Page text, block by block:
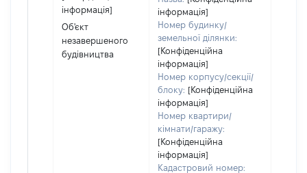
інформація]
Об'єкт
незавершеного
будівництва
інформація]
Номер будинку/
земельної ділянки:
[Конфіденційна
інформація]
Номер корпусу/секції/
блоку: [Конфіденційна
інформація]
Номер квартири/
кімнати/гаражу:
[Конфіденційна
інформація]
Кадастровий номер: